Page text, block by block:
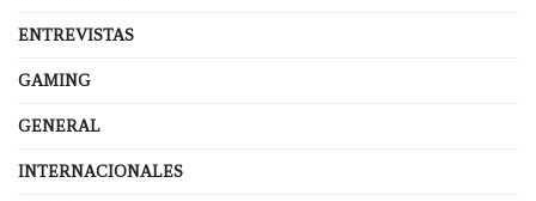
ENTREVISTAS
GAMING
GENERAL
INTERNACIONALES